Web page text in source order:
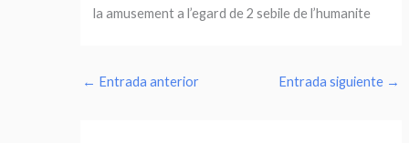
la amusement a l’egard de 2 sebile de l’humanite
← Entrada anterior Entrada siguiente →